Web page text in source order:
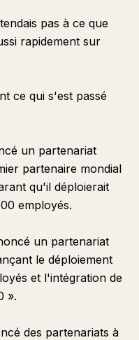
pas à ce que
rapidement sur
ce qui s'est passé
un partenariat
partenaire mondial
qu'il déploierait
employés.
un partenariat
le déploiement
et l'intégration de
».
des partenariats à